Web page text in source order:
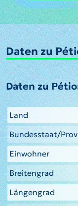
Daten zu
Daten zu
Land
Bundesstaat/
Einwohner
Breitengrad
Längengrad